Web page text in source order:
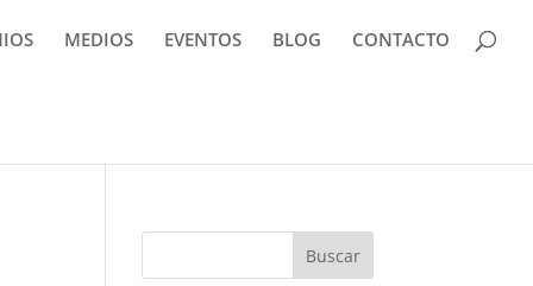
MEDIOS EVENTOS BLOG CONTACTO